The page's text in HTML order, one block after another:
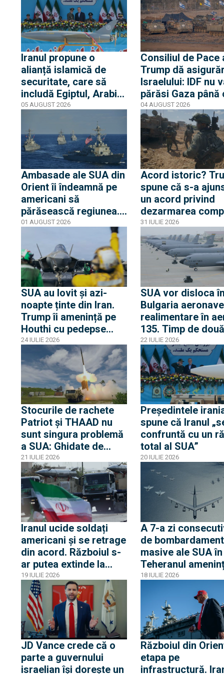
Iranul propune o
alianță islamică de
securitate, care să
includă Egiptul, Arabia
Saudită și Turcia
05 AUGUST 2026
Consiliul de Pace
Trump dă
Israelului: IDF nu
părăsi Gaza până
gruparea teroristă
Hamas nu e
dezarmată
04 AUGUST 2026
Ambasade ale SUA din
Orient îi îndeamnă pe
americani să
părăsească regiunea.
E așteptată
escaladarea războiului
din Iran
01 AUGUST 2026
Acord istoric?
spune că s-a
un acord privind
dezarmarea
a Hamas. Israelul
„foarte sceptic”
31 IULIE 2026
SUA au lovit și azi-
noapte ținte din Iran.
Trump îi amenință pe
Houthi cu pedepse
militare severe.
Situația în regiune e
"scăpată de sub
control", spune ONU
24 IULIE 2026
SUA vor disloca în
Bulgaria
realimentare în
135. Timp de două
baza aeriană
va fi folosită
sprijinirea
Orientul Mijlociu
22 IULIE 2026
Stocurile de rachete
Patriot și THAAD nu
sunt singura problemă
a SUA: Ghidate de
sateliți chinezi,
rachetele iraniene au
„trecut” de sistemele
americane
21 IULIE 2026
Președintele
spune că Iranul
confruntă cu un
total al SUA”
20 IULIE 2026
Iranul ucide soldați
americani și se retrage
din acord. Războiul s-
ar putea extinde la
aliații Teheranului
19 IULIE 2026
A 7-a zi
de
masive ale SUA
Teheranul
o „ofensivă totală”
18 IULIE 2026
JD Vance crede că o
parte a guvernului
israelian își dorește un
Războiul din
etapa pe
infrastructură.